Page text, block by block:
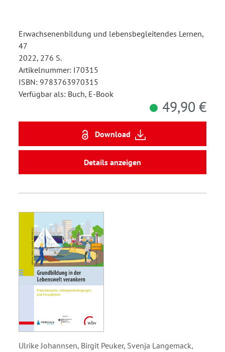
Erwachsenenbildung und lebensbegleitendes Lernen,
47
2022, 276 S.
Artikelnummer: I70315
ISBN: 9783763970315
Verfügbar als: Buch, E-Book
49,90 €
Download
Details anzeigen
Ulrike Johannsen, Birgit Peuker, Svenja Langemack,